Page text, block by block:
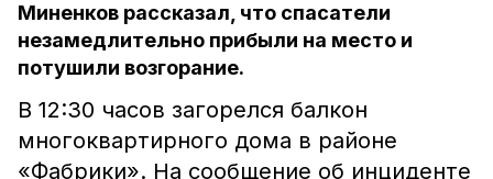
Миненков рассказал, что спасатели
незамедлительно прибыли на место и
потушили возгорание.
В 12:30 часов загорелся балкон
многоквартирного дома в районе
«Фабрики». На сообщение об инциденте